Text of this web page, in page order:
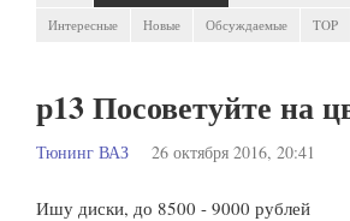
Интересные Новые Обсуждаемые TOP
р13 Посоветуйте на
Тюнинг ВАЗ 26 октября 2016, 20:41
Ишу диски, до 8500 - 9000 рублей